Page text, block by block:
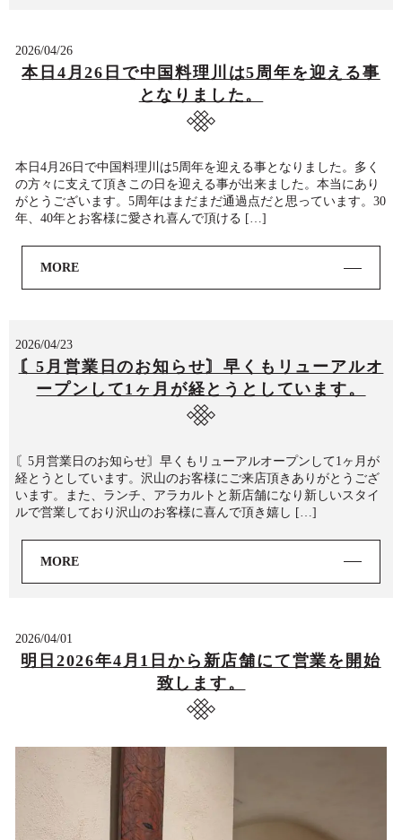
2026/04/26
本日4月26日で中国料理川は5周年を迎える事
となりました。
本日4月26日で中国料理川は5周年を迎える事となりました。多く
の方々に支えて頂きこの日を迎える事が出来ました。本当にあり
がとうございます。5周年はまだまだ通過点だと思っています。30
年、40年とお客様に愛され喜んで頂ける […]
MORE
2026/04/23
〘5月営業日のお知らせ〙早くもリューアルオ
ープンして1ヶ月が経とうとしています。
〘5月営業日のお知らせ〙早くもリューアルオープンして1ヶ月が
経とうとしています。沢山のお客様にご来店頂きありがとうござ
います。また、ランチ、アラカルトと新店舗になり新しいスタイ
ルで営業しており沢山のお客様に喜んで頂き嬉し […]
MORE
2026/04/01
明日2026年4月1日から新店舗にて営業を開始
致します。